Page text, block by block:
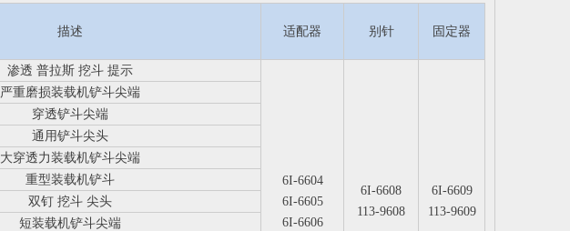
描述 适配器 别针 固定器
渗透 普拉斯 挖斗 提示
6I-6604
6I-6605
6I-6606
6I-6608
113-9608
6I-6609
113-9609
严重磨损装载机铲斗尖端
穿透铲斗尖端
通用铲斗尖头
大穿透力装载机铲斗尖端
重型装载机铲斗
双钉 挖斗 尖头
短装载机铲斗尖端